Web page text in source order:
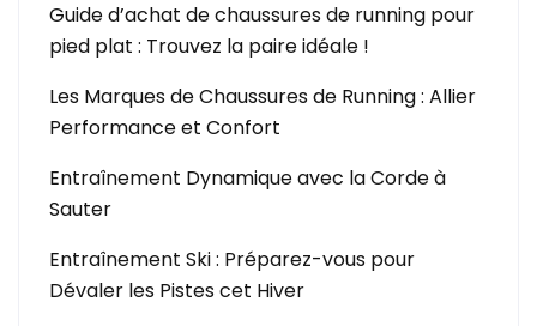
Guide d’achat de chaussures de running pour
pied plat : Trouvez la paire idéale !
Les Marques de Chaussures de Running : Allier
Performance et Confort
Entraînement Dynamique avec la Corde à
Sauter
Entraînement Ski : Préparez-vous pour
Dévaler les Pistes cet Hiver